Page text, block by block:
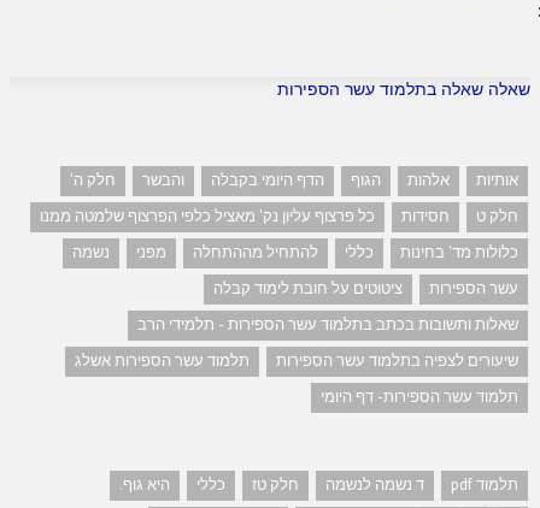
שאלה שאלה בתלמוד עשר הספירות
אותיות אלהות הגוף הדף היומי בקבלה והבשר
חלק ה'
חלק ט
חסידות
כל פרצוף עליון נק' מאציל כלפי הפרצוף שלמטה ממנו
כלולות מד' בחינות
כללי להתחיל מההתחלה מפני
נשמה
עשר הספירות
ציטוטים על חובת לימוד קבלה
שאלות ותשובות בכתב בתלמוד עשר הספירות - תלמידי הרב
שיעורים לצפיה בתלמוד עשר הספירות
תלמוד עשר הספירות אשלג
תלמוד עשר הספירות- דף היומי
תלמוד pdf ד נשמה לנשמה חלק טז כללי
היא גוף.